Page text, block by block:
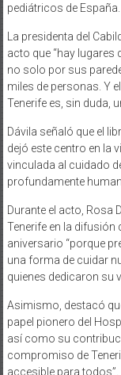
pediátricos de España.
La presidenta del
acto que “hay lugares
no solo por sus
miles de personas. Y
Tenerife es, sin duda,
Dávila señaló que el
dejó este centro en la
vinculada al cuidado
profundamente
Durante el acto, Rosa
Tenerife en la
aniversario “porque
una forma de cuidar
quienes dedicaron su
Asimismo, destacó
papel pionero del
así como su
compromiso de
accesible para todos”.